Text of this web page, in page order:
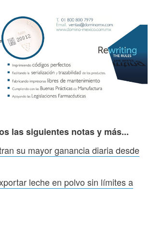
las siguientes notas y más...
su mayor ganancia diaria desde
leche en polvo sin límites a